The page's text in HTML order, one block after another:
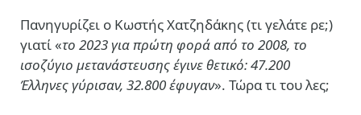
Πανηγυρίζει ο Κωστής Χατζηδάκης (τι γελάτε ρε;)
γιατί «το 2023 για πρώτη φορά από το 2008, το
ισοζύγιο μετανάστευσης έγινε θετικό: 47.200
Έλληνες γύρισαν, 32.800 έφυγαν». Τώρα τι του λες;